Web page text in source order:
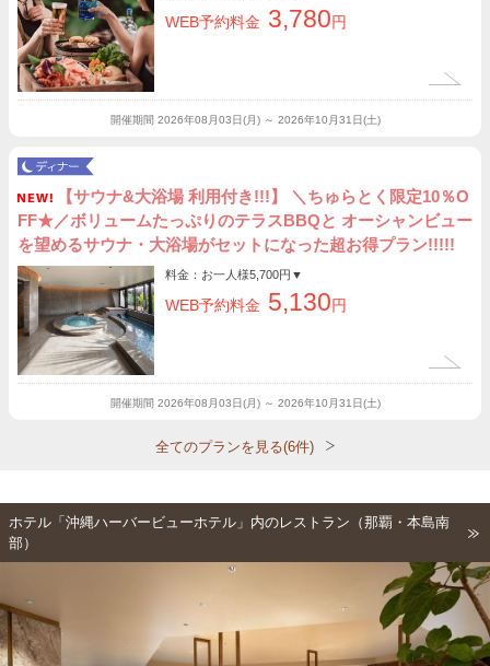
WEB予約料金 3,780円
開催期間 2026年08月03日(月) ～ 2026年10月31日(土)
【サウナ&大浴場 利用付き!!!】 ＼ちゅらとく限定10％O
FF★／ボリュームたっぷりのテラスBBQと オーシャンビュー
を望めるサウナ・大浴場がセットになった超お得プラン!!!!!
料金：お一人様5,700円 ▼
WEB予約料金 5,130円
開催期間 2026年08月03日(月) ～ 2026年10月31日(土)
全てのプランを見る(6件)
ホテル「沖縄ハーバービューホテル」内のレストラン（那覇・本島南
部）